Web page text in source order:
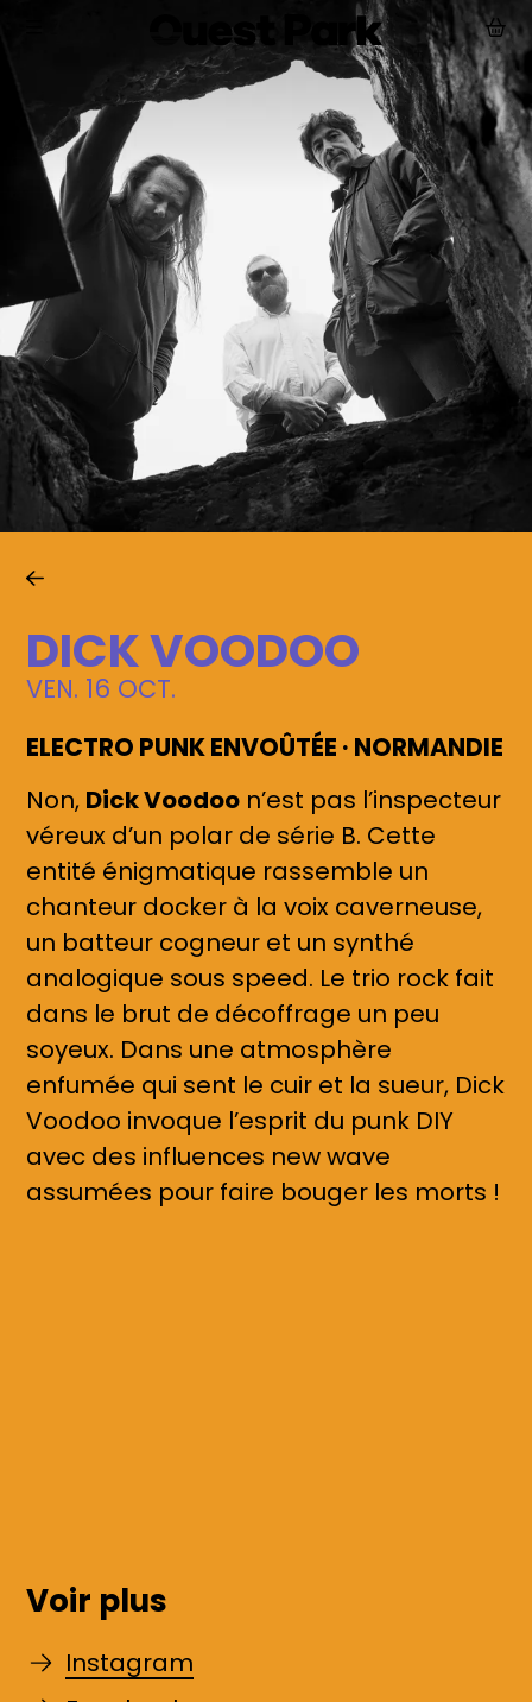
DICK VOODOO
VEN. 16 OCT.
ELECTRO PUNK ENVOÛTÉE · NORMANDIE
Non, Dick Voodoon’est pas l’inspecteur
véreux d’un polar de série B. Cette
entité énigmatique rassemble un
chanteur docker à la voix caverneuse,
un batteur cogneur et un synthé
analogique sous speed. Le trio rock fait
dans le brut de décoffrage un peu
soyeux. Dans une atmosphère
enfumée qui sent le cuir et la sueur, Dick
Voodoo invoque l’esprit du punk DIY
avec des influences new wave
assumées pour faire bouger les morts !
Voir plus
Instagram
Le festival
Programmation
Billetterie
Accès et Infos Pratiques
Partenaires
Actualités
Mon compte
Instagram
TikTok
Youtube
Contact
Newsletter